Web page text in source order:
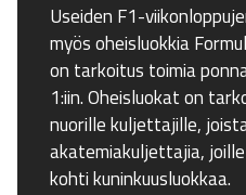
Useiden F1-
myös oheisluokkia
on tarkoitus toimia
1:iin. Oheisluokat on
nuorille kuljettajille,
akatemiakuljettajia,
kohti kuninkuusluokkaa.